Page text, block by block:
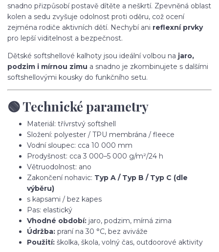
snadno přizpůsobí postavě dítěte a neškrtí. Zpevněná oblast
kolen a sedu zvyšuje odolnost proti oděru, což ocení
zejména rodiče aktivních dětí. Nechybí ani reflexní prvky
pro lepší viditelnost a bezpečnost.
Dětské softshellové kalhoty jsou ideální volbou na jaro,
podzim i mírnou zimu a snadno je zkombinujete s dalšími
softshellovými kousky do funkčního setu.
🟢 Technické parametry
Materiál: třívrstvý softshell
Složení: polyester / TPU membrána / fleece
Vodní sloupec: cca 10 000 mm
Prodyšnost: cca 3 000–5 000 g/m²/24 h
Větruodolnost: ano
Zakončení nohavic: Typ A / Typ B / Typ C (dle
výběru)
s kapsami / bez kapes
Pas: elastický
Vhodné období: jaro, podzim, mírná zima
Údržba: praní na 30 °C, bez aviváže
Použití: školka, škola, volný čas, outdoorové aktivity